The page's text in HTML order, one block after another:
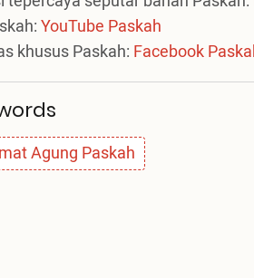
YouTube Paskah
khusus Paskah: Facebook
Agung Paskah